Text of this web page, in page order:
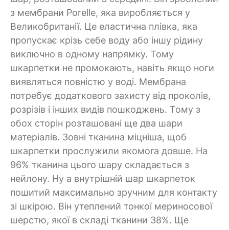
з мембрани Porelle, яка виробляється у
Великобританії. Це еластична плівка, яка
пропускає крізь себе воду або іншу рідину
виключно в одному напрямку. Тому
шкарпетки не промокають, навіть якщо ноги
виявляться повністю у воді. Мембрана
потребує додаткового захисту від проколів,
розрізів і інших видів пошкоджень. Тому з
обох сторін розташовані ще два шари
матеріалів. Зовні тканина міцніша, щоб
шкарпетки прослужили якомога довше. На
96% тканина цього шару складається з
нейлону. Ну а внутрішній шар шкарпеток
пошитий максимально зручним для контакту
зі шкірою. Він утеплений тонкої мериносової
шерстю, якої в складі тканини 38%. Ще